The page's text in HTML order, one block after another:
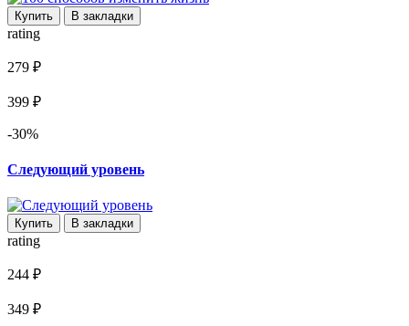
Купить В закладки
rating
279 ₽
399 ₽
-30%
Следующий уровень
Купить В закладки
rating
244 ₽
349 ₽